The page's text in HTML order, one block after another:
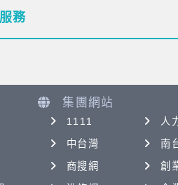
務
集團網站
1111
人
中台灣
南
商搜網
創